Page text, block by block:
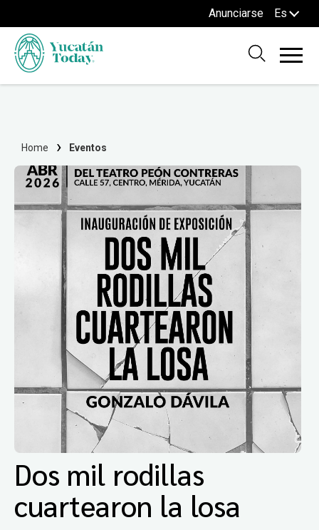
Anunciarse Es
Home Eventos
Dos mil rodillas
cuartearon la losa